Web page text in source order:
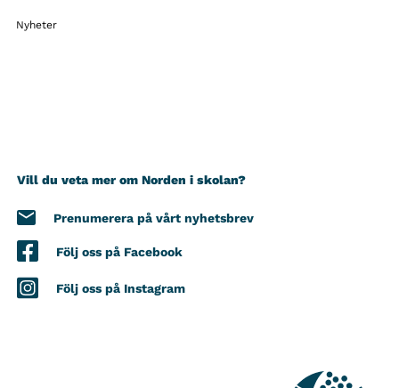
Nyheter
Vill du veta mer om Norden i skolan?
Prenumerera på vårt nyhetsbrev
Följ oss på Facebook
Följ oss på Instagram